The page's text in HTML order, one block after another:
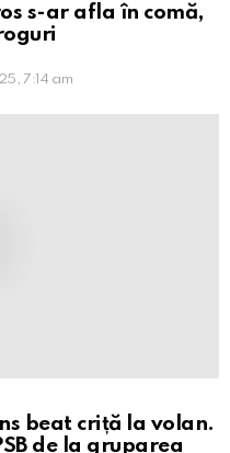
s-ar afla în comă,
7:14 am
beat criță la volan.
de la gruparea